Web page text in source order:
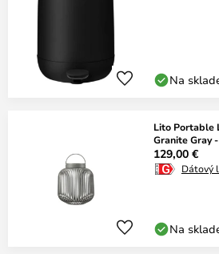
Na
Lito Portable
Granite Gray
129,00 €
Dátový
Na